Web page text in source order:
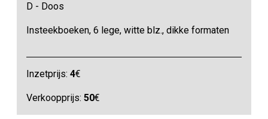
D - Doos
Insteekboeken, 6 lege, witte blz., dikke formaten
Inzetprijs:4€
Verkoopprijs:50€